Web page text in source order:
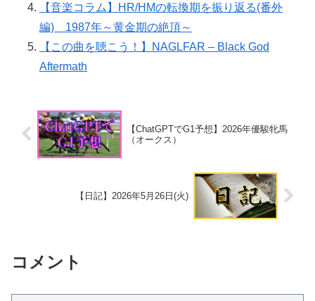
【音楽コラム】HR/HMの転換期を振り返る(番外
編) 1987年～黄金期の絶頂～
【この曲を聴こう！】NAGLFAR – Black God
Aftermath
【ChatGPTでG1予想】2026年優駿牝馬
（オークス）
【日記】2026年5月26日(火)
コメント